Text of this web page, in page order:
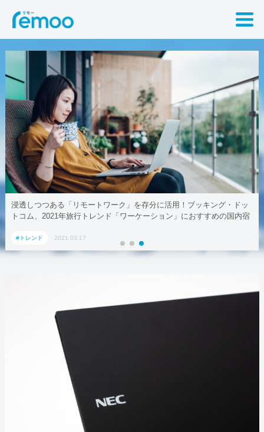
テレワークでも取引先に贈れる「リモート手土産」、AoyamaLab
#トレンド 2021.03.17